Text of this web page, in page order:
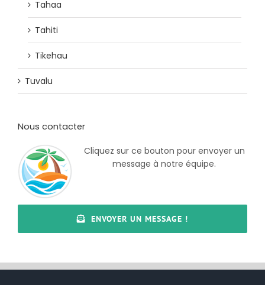
Tahaa
Tahiti
Tikehau
Tuvalu
Nous contacter
Cliquez sur ce bouton pour envoyer un
message à notre équipe.
ENVOYER UN MESSAGE !